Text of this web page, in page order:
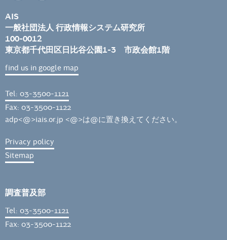
AIS
一般社団法人 行政情報システム研究所
100-0012
東京都千代田区日比谷公園1-3 市政会館1階
find us in google map
Tel: 03-3500-1121
Fax: 03-3500-1122
adp<@>iais.or.jp <@>は@に置き換えてください。
Privacy policy
Sitemap
調査普及部
Tel: 03-3500-1121
Fax: 03-3500-1122